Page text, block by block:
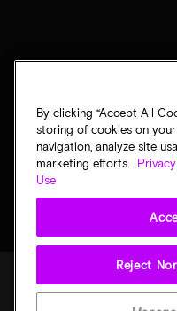
法律隐私声明销售
By clicking “Accept All
storing of cookies on
navigation, analyze site
marketing efforts.
Use
Reject